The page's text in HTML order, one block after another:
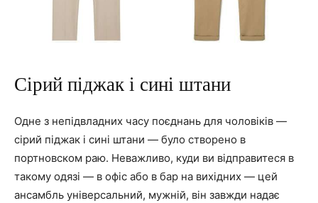
Сірий піджак і сині штани
Одне з непідвладних часу поєднань для чоловіків —
сірий піджак і сині штани — було створено в
портновском раю. Неважливо, куди ви відправитеся в
такому одязі — в офіс або в бар на вихідних — цей
ансамбль універсальний, мужній, він завжди надає